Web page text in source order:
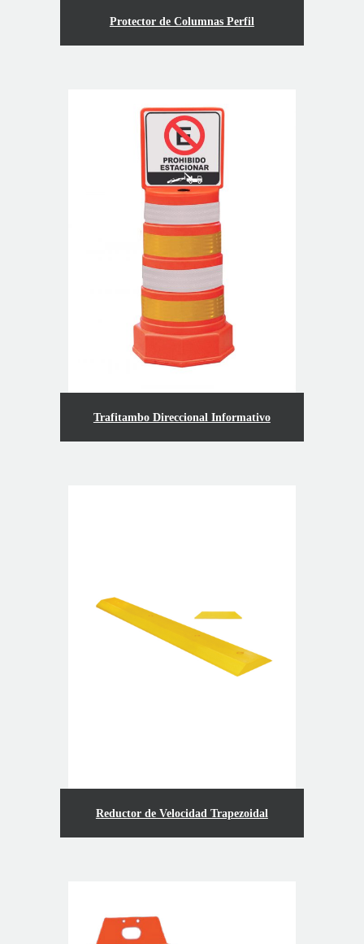
Protector de Columnas Perfil
Trafitambo Direccional Informativo
Reductor de Velocidad Trapezoidal